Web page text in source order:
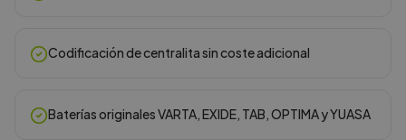
Codificación de centralita sin coste adicional
Baterías originales VARTA, EXIDE, TAB, OPTIMA y YUASA